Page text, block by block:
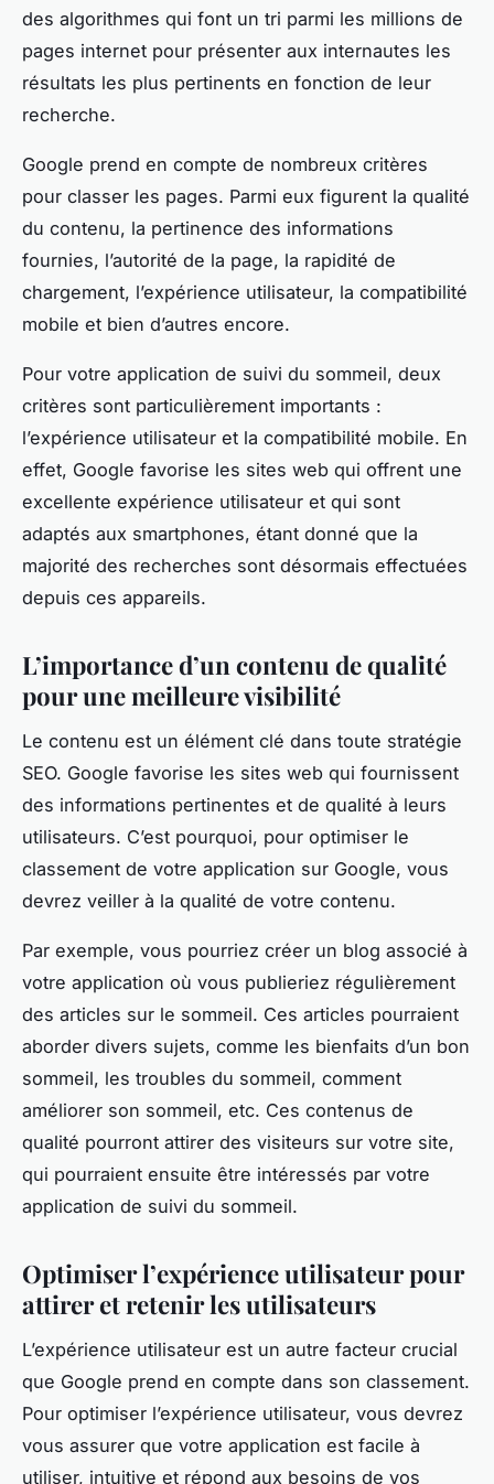
des algorithmes qui font un tri parmi les millions de
pages internet pour présenter aux internautes les
résultats les plus pertinents en fonction de leur
recherche.
Google prend en compte de nombreux critères
pour classer les pages. Parmi eux figurent la qualité
du contenu, la pertinence des informations
fournies, l’autorité de la page, la rapidité de
chargement, l’expérience utilisateur, la compatibilité
mobile et bien d’autres encore.
Pour votre application de suivi du sommeil, deux
critères sont particulièrement importants :
l’expérience utilisateur et la compatibilité mobile. En
effet, Google favorise les sites web qui offrent une
excellente expérience utilisateur et qui sont
adaptés aux smartphones, étant donné que la
majorité des recherches sont désormais effectuées
depuis ces appareils.
L’importance d’un contenu de qualité
pour une meilleure visibilité
Le contenu est un élément clé dans toute stratégie
SEO. Google favorise les sites web qui fournissent
des informations pertinentes et de qualité à leurs
utilisateurs. C’est pourquoi, pour optimiser le
classement de votre application sur Google, vous
devrez veiller à la qualité de votre contenu.
Par exemple, vous pourriez créer un blog associé à
votre application où vous publieriez régulièrement
des articles sur le sommeil. Ces articles pourraient
aborder divers sujets, comme les bienfaits d’un bon
sommeil, les troubles du sommeil, comment
améliorer son sommeil, etc. Ces contenus de
qualité pourront attirer des visiteurs sur votre site,
qui pourraient ensuite être intéressés par votre
application de suivi du sommeil.
Optimiser l’expérience utilisateur pour
attirer et retenir les utilisateurs
L’expérience utilisateur est un autre facteur crucial
que Google prend en compte dans son classement.
Pour optimiser l’expérience utilisateur, vous devrez
vous assurer que votre application est facile à
utiliser, intuitive et répond aux besoins de vos